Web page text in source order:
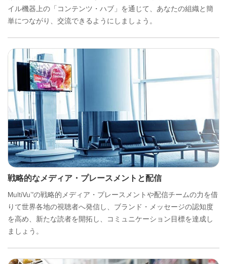
イル機器上の「コンテンツ・ハブ」を通じて、あなたの組織と簡
単につながり、交流できるようにしましょう。
戦略的なメディア・プレースメントと配信
MultiVu™の戦略的メディア・プレースメントや配信チームの力を借
りて世界各地の視聴者へ発信し、ブランド・メッセージの認知度
を高め、新たな読者を開拓し、コミュニケーション目標を達成し
ましょう。